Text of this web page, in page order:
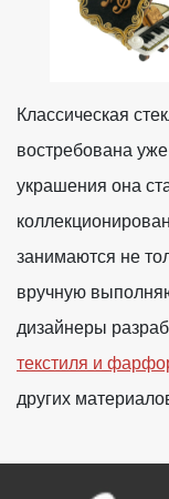
Классическая
востребована
украшения она
занимаются не
вручную
дизайнеры
текстиля и
других